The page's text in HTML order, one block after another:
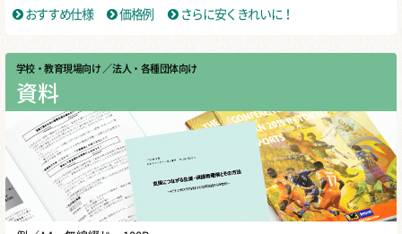
おすすめ仕様
価格例 さらに安くきれいに！
学校・教育現場向け ／ 法人・各種団体向け
資料